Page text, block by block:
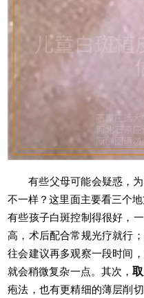
有些父母可能会疑惑，
不一样？这里面主要看三个
有些孩子白斑控制得很好，
高，术后配合常规光疗就行
往会建议再多观察一段时间
就会稍微复杂一点。其次，
疱法，也有更精细的薄层削